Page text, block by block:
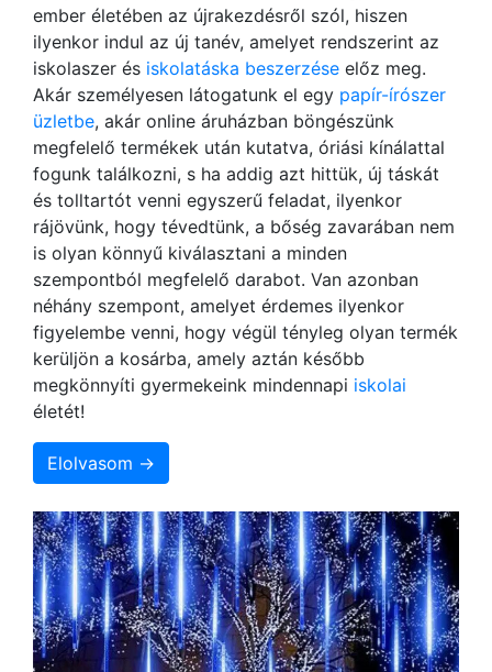
ember életében az újrakezdésről szól, hiszen
ilyenkor indul az új tanév, amelyet rendszerint az
iskolaszer és iskolatáska beszerzése előz meg.
Akár személyesen látogatunk el egy papír-írószer
üzletbe, akár online áruházban böngészünk
megfelelő termékek után kutatva, óriási kínálattal
fogunk találkozni, s ha addig azt hittük, új táskát
és tolltartót venni egyszerű feladat, ilyenkor
rájövünk, hogy tévedtünk, a bőség zavarában nem
is olyan könnyű kiválasztani a minden
szempontból megfelelő darabot. Van azonban
néhány szempont, amelyet érdemes ilyenkor
figyelembe venni, hogy végül tényleg olyan termék
kerüljön a kosárba, amely aztán később
megkönnyíti gyermekeink mindennapi iskolai
életét!
Elolvasom →